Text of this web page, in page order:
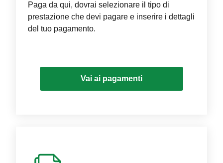
Paga da qui, dovrai selezionare il tipo di
prestazione che devi pagare e inserire i dettagli
del tuo pagamento.
Vai ai pagamenti